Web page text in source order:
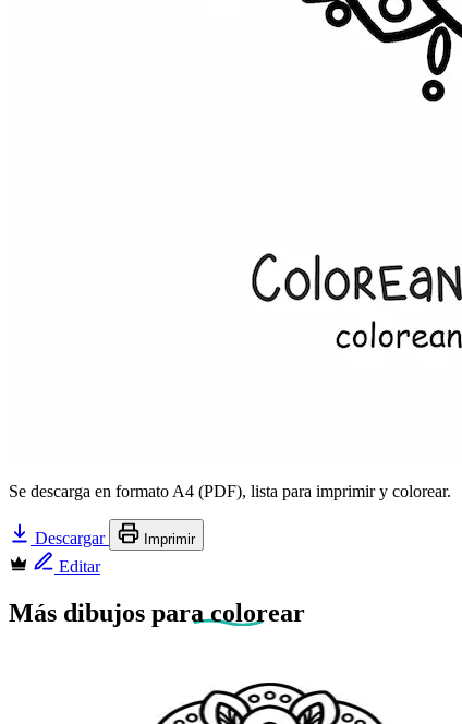
Se descarga en formato A4 (PDF), lista para imprimir y colorear.
Descargar Imprimir
Editar
Más dibujos para colorear